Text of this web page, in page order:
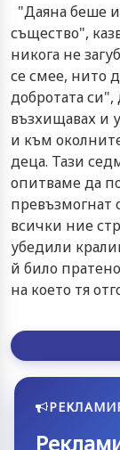
"Даяна беше
същество",
никога не
се смее, нито
добротата си",
възхищавах и
и към
деца. Тази
опитваме да
превъзмогнат
всички ние
убедили
й било
на което тя